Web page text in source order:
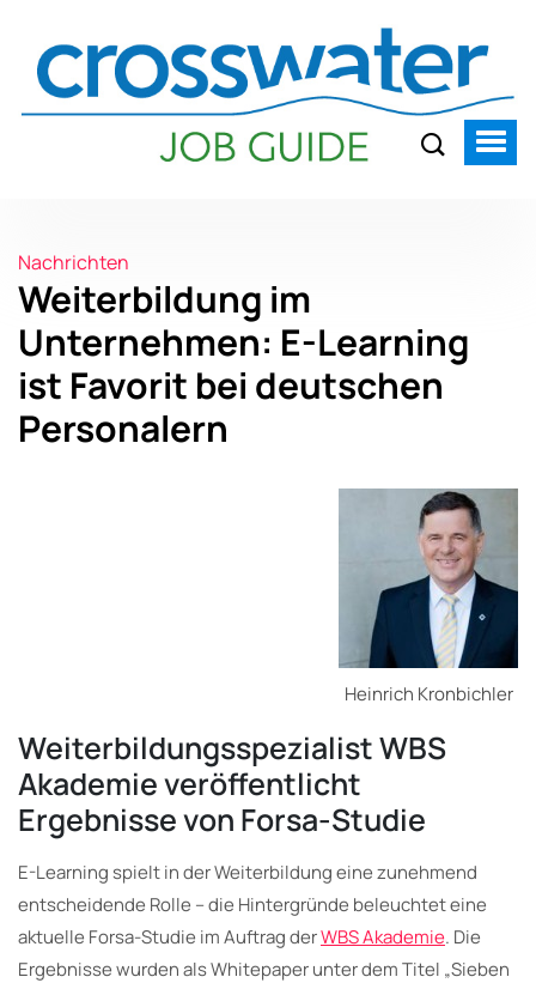
Nachrichten
Weiterbildung im
Unternehmen: E-Learning
ist Favorit bei deutschen
Personalern
Heinrich Kronbichler
Weiterbildungsspezialist WBS
Akademie veröffentlicht
Ergebnisse von Forsa-Studie
E-Learning spielt in der Weiterbildung eine zunehmend
entscheidende Rolle – die Hintergründe beleuchtet eine
aktuelle Forsa-Studie im Auftrag derWBS Akademie. Die
Ergebnisse wurden als Whitepaper unter dem Titel „Sieben